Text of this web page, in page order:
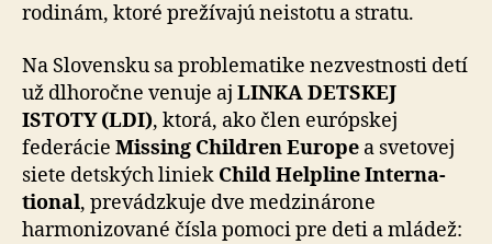
rodinám, ktoré prežívajú neistotu a stratu.
Na Slovensku sa problematike nezvestnosti detí
už dlho­roč­ne venuje aj LINKA DETSKEJ
ISTOTY (LDI), ktorá, ako člen európskej
federácie Missing Children Europe a svetovej
siete detských liniek Child Helpline Inter­na­
tio­nal, prevádzkuje dve medzinárone
harmonizované čísla pomoci pre deti a mládež: